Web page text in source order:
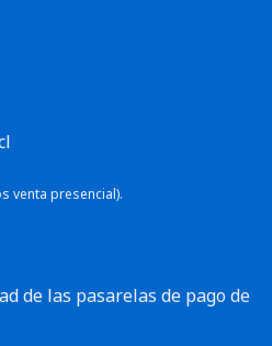
venta presencial).
de las pasarelas de pago de